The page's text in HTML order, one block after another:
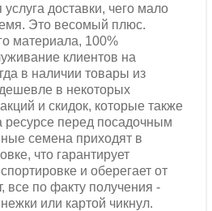
доставки, чего мало
Это весомый плюс.
материала, 100%
клиентов на
в наличии товары из
в некоторых
и скидок, которые также
ресурсе перед посадочным
семена приходят в
что гарантирует
и оберегает от
все по факту получения -
или картой чикнул.